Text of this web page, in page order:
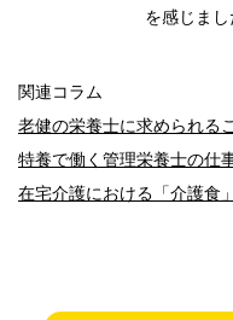
を感じまし
関連コラム
老健の栄養士に求められる
特養で働く管理栄養士の仕
在宅介護における「介護食